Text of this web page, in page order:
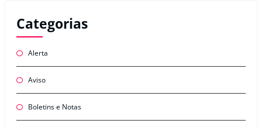
Categorias
Alerta
Aviso
Boletins e Notas